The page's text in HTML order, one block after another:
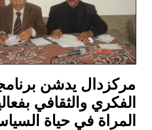
مركزدال يدشن
الفكري والثقافي
المراة في حياة